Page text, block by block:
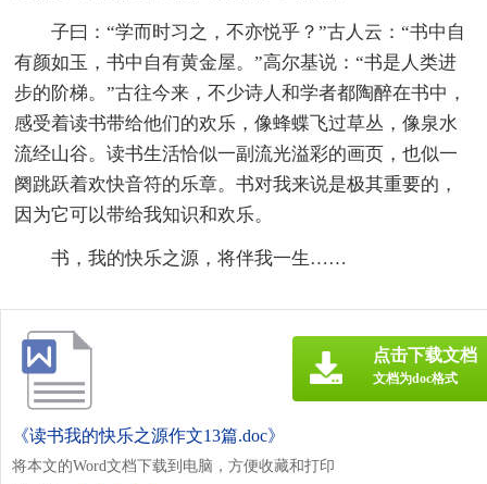
子曰：“学而时习之，不亦悦乎？”古人云：“书中自
有颜如玉，书中自有黄金屋。”高尔基说：“书是人类进
步的阶梯。”古往今来，不少诗人和学者都陶醉在书中，
感受着读书带给他们的欢乐，像蜂蝶飞过草丛，像泉水
流经山谷。读书生活恰似一副流光溢彩的画页，也似一
阕跳跃着欢快音符的乐章。书对我来说是极其重要的，
因为它可以带给我知识和欢乐。
书，我的快乐之源，将伴我一生……
《读书我的快乐之源作文13篇.doc》
将本文的Word文档下载到电脑，方便收藏和打印
点击下载文档
文档为doc格式